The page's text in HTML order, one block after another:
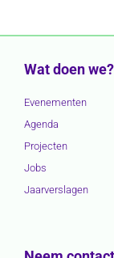
Wat doen we?
Evenementen
Agenda
Projecten
Jobs
Jaarverslagen